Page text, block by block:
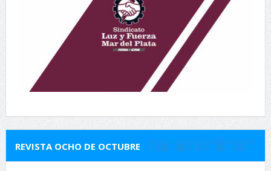
REVISTA OCHO DE OCTUBRE